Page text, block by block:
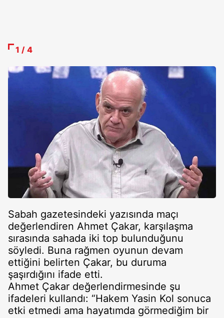
1 / 4
Sabah gazetesindeki yazısında maçı
değerlendiren Ahmet Çakar, karşılaşma
sırasında sahada iki top bulunduğunu
söyledi. Buna rağmen oyunun devam
ettiğini belirten Çakar, bu duruma
şaşırdığını ifade etti.
Ahmet Çakar değerlendirmesinde şu
ifadeleri kullandı: “Hakem Yasin Kol sonuca
etki etmedi ama hayatımda görmediğim bir